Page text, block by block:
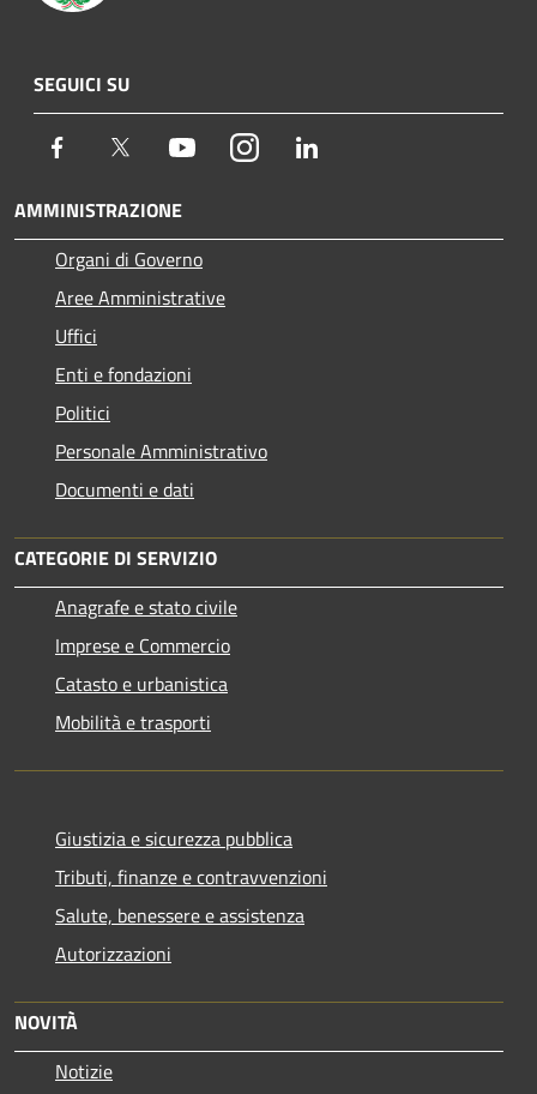
SEGUICI SU
Facebook Twitter YoutubeInstagram
AMMINISTRAZIONE
Organi di Governo
Aree Amministrative
Uffici
Enti e fondazioni
Politici
Personale Amministrativo
Documenti e dati
CATEGORIE DI SERVIZIO
Anagrafe e stato civile
Imprese e Commercio
Catasto e urbanistica
Mobilità e trasporti
Giustizia e sicurezza pubblica
Tributi, finanze e contravvenzioni
Salute, benessere e assistenza
Autorizzazioni
NOVITÀ
Notizie